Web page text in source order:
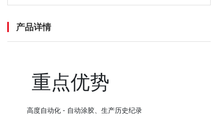
产品详情
重点优势
高度自动化 - 自动涂胶、生产历史纪录